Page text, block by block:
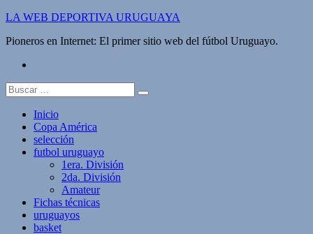
Saltar
contenido
LA WEB DEPORTIVA URUGUAYA
Pioneros en Internet: El primer sitio web del fútbol Uruguayo.
Buscar:
Inicio
Copa América
selección
futbol uruguayo
1era. División
2da. División
Amateur
Fichas técnicas
uruguayos
basket